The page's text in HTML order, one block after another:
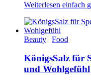
Weiterlesen einfach
Beauty | Food
KönigsSalz für
und Wohlgefühl